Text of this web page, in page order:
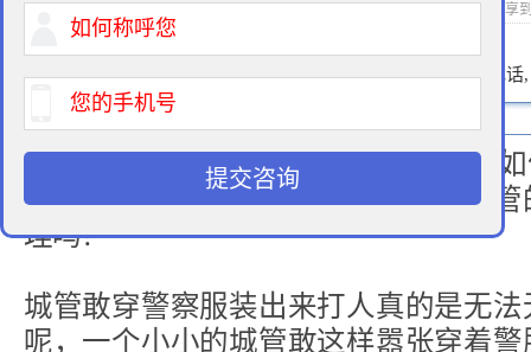
次 分享
免费法律咨询热线:400-900-9881 请输入您的电话
城管这是怎么了每天都在爆料城管
不知道该如何收敛还是有关部门对城
理吗？
城管敢穿警察服装出来打人真的是无
呢，一个小小的城管敢这样嚣张穿着
提交咨询